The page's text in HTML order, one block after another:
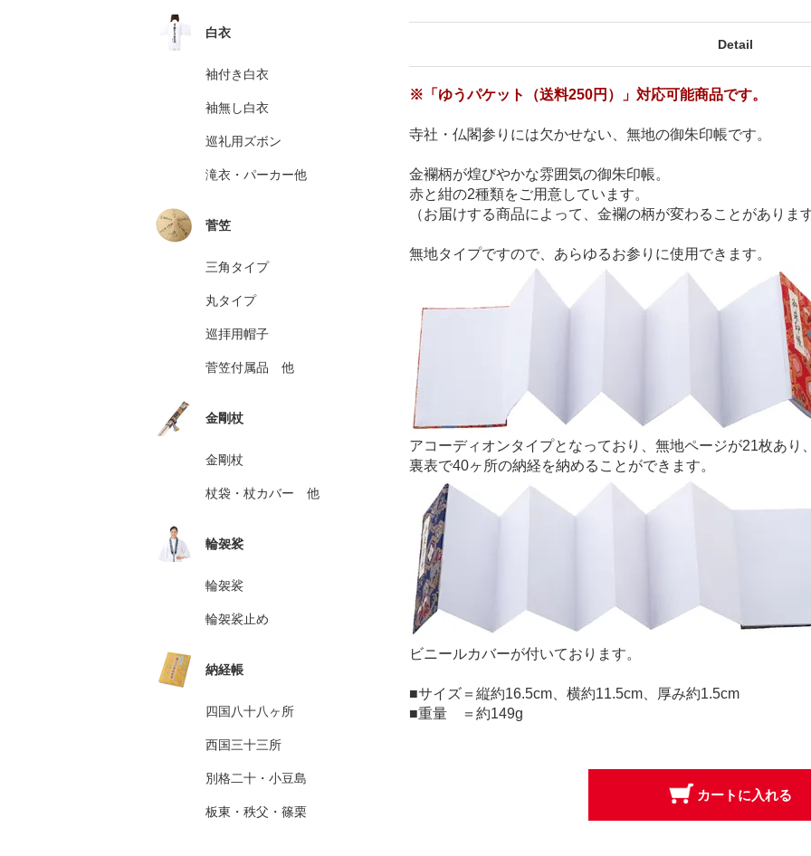
Detail
※「ゆうパケット（送料250円）」対応可能商品です。
寺社・仏閣参りには欠かせない、無地の御朱印帳です。
金襴柄が煌びやかな雰囲気の御朱印帳。
赤と紺の2種類をご用意しています。
（お届けする商品によって、金襴の柄が変わることがありま
無地タイプですので、あらゆるお参りに使用できます。
アコーディオンタイプとなっており、無地ページが21枚あり
裏表で40ヶ所の納経を納めることができます。
ビニールカバーが付いております。
■サイズ＝縦約16.5cm、横約11.5cm、厚み約1.5cm
■重量 ＝約149g
白衣
袖付き白衣
袖無し白衣
巡礼用ズボン
滝衣・パーカー他
菅笠
三角タイプ
丸タイプ
巡拝用帽子
菅笠付属品 他
金剛杖
金剛杖
杖袋・杖カバー 他
輪袈裟
輪袈裟
輪袈裟止め
納経帳
四国八十八ヶ所
西国三十三所
別格二十・小豆島
板東・秩父・篠栗